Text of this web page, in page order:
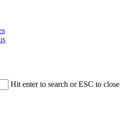
Hit enter to search or ESC to close